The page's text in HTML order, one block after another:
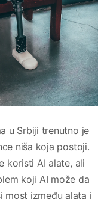
u Srbiji trenutno je
niša koja postoji.
koristi AI alate, ali
koji AI može da
most između alata i